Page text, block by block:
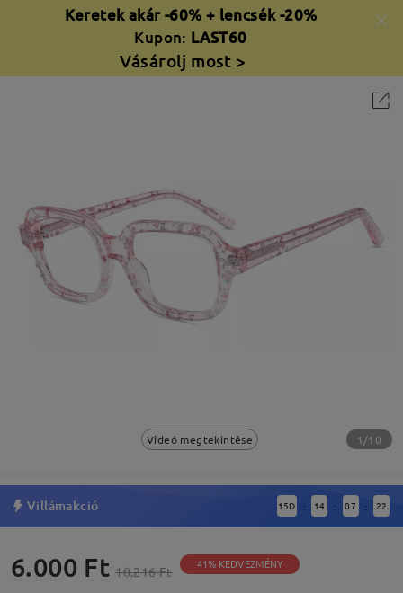
Keretek akár -60% + lencsék -20%
Kupon: LAST60
Vásárolj most >
Videó megtekintése 1/10
Villámakció 15D : 14 : 07 : 21
6.000 Ft 10.216 Ft 41% KEDVEZMÉNY